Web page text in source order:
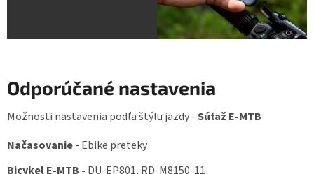
Odporúčané nastavenia
Možnosti nastavenia podľa štýlu jazdy -Súťaž E-MTB
Načasovanie- Ebike preteky
BicykelE-MTB - DU-EP801, RD-M8150-11